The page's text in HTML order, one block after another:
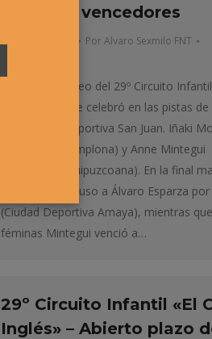
Mintegui vencedores
Por Alvaro Sexmilo FNT
El primera torneo del 29º Circuito Infantil
Corte Inglés” se celebró en las pistas de
Agrupación Deportiva San Juan. Iñaki
(Club Tenis Pamplona) y Anne Mintegui
(Delegación Guipuzcoana). En la final
Montes se impuso a Álvaro Esparza
(Ciudad Deportiva Amaya), mientras
féminas Mintegui venció a…
29º Circuito Infantil «El
Inglés» – Abierto plazo